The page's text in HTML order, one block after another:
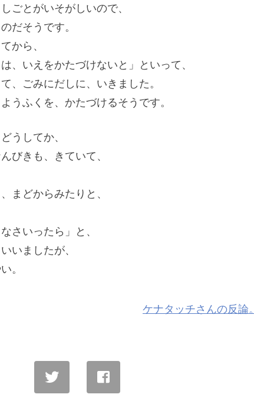
ごとがいそがしいので、
だそうです。
から、
、いえをかたづけないと」といって、
、ごみにだしに、いきました。
うふくを、かたづけるそうです。
うしてか、
びきも、きていて、
まどからみたりと、
さいったら」と、
いましたが、
。
ケナタッチさんの反論。